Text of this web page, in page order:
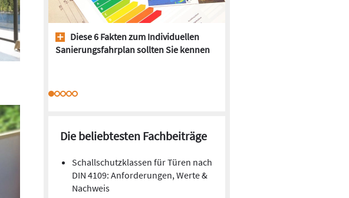
Diese 6 Fakten zum Individuellen
Sanierungsfahrplan sollten Sie kennen
Die beliebtesten Fachbeiträge
Schallschutzklassen für Türen nach
DIN 4109: Anforderungen, Werte &
Nachweis